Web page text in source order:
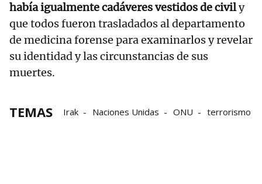
había igualmente cadáveres vestidos de civily
que todos fueron trasladados al departamento
de medicina forense para examinarlos y revelar
su identidad y las circunstancias de sus
muertes.
TEMAS Irak Naciones Unidas ONU terrorismo